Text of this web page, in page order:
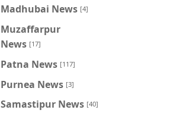
Madhubai News [4]
Muzaffarpur
News [17]
Patna News [117]
Purnea News [3]
Samastipur News [40]